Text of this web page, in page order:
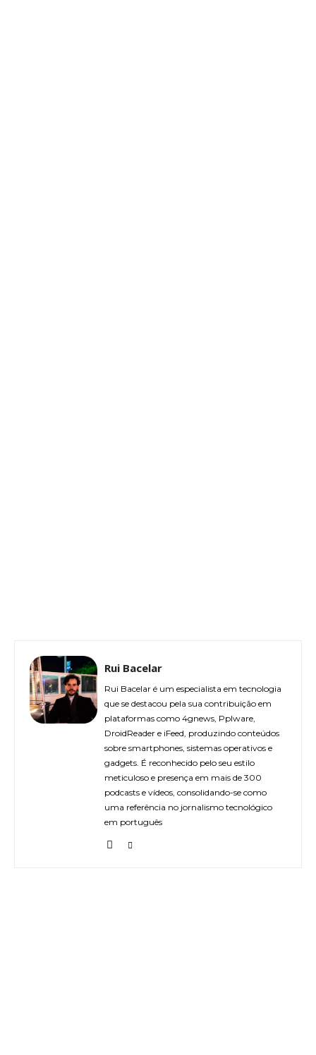
Rui Bacelar
Rui Bacelar é um especialista em tecnologia
que se destacou pela sua contribuição em
plataformas como 4gnews, Pplware,
DroidReader e iFeed, produzindo conteúdos
sobre smartphones, sistemas operativos e
gadgets. É reconhecido pelo seu estilo
meticuloso e presença em mais de 300
podcasts e vídeos, consolidando-se como
uma referência no jornalismo tecnológico
em português